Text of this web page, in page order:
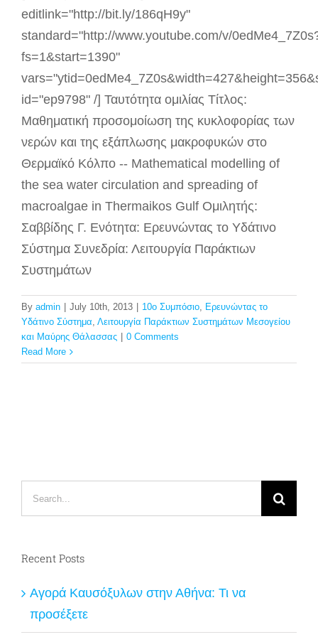
editlink="http://bit.ly/186qH9y"
standard="http://www.youtube.com/v/
fs=1&start=1390"
id="ep9798" /] Ταυτότητα ομιλίας Τίτλος:
Μαθηματική προσομοίωση της κυκλοφορίας των
νερών και της εξάπλωσης μακροφυκών στο
Θερμαϊκό Κόλπο -- Mathematical modelling of
the sea water circulation and spreading of
macroalgae in Thermaikos Gulf Ομιλητής:
Σαββίδης Γ. Ενότητα: Ερευνώντας το Υδάτινο
Σύστημα Συνεδρία: Λειτουργία Παράκτιων
Συστημάτων
By admin July 10th, 2013 10ο Συμπόσιο, Ερευνώντας το
Υδάτινο Σύστημα, Λειτουργία Παράκτιων Συστημάτων Μεσογείου
και Μαύρης Θάλασσας
0 Comments
Read More
for:
Recent Posts
Αγορά Καυσόξυλων στην Αθήνα: Τι να
προσέξετε